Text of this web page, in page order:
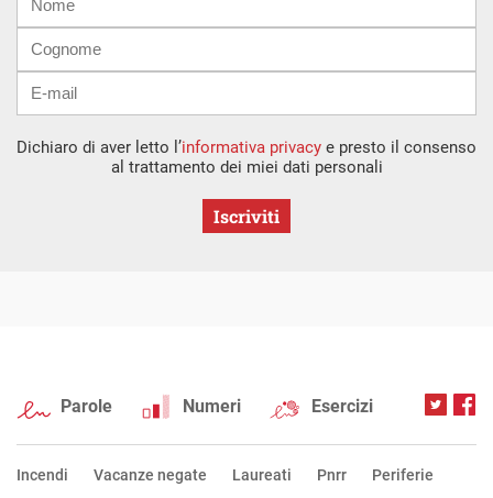
mail
Dichiaro di aver letto l’informativa privacy e presto il consenso
al trattamento dei miei dati personali
Iscriviti
Parole Numeri Esercizi
Incendi Vacanze negate Laureati Pnrr Periferie